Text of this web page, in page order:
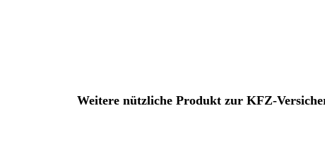
Weitere nützliche Produkt zur KFZ-